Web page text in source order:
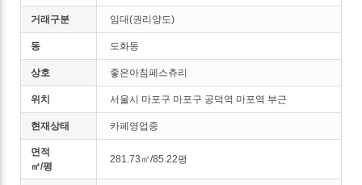
거래구분 임대(권리양도)
동 도화동
상호 좋은아침페스츄리
위치 서울시 마포구 마포구 공덕역 마포역 부근
현재상태 카페영업중
면적
㎡/평
281.73㎡/85.22평